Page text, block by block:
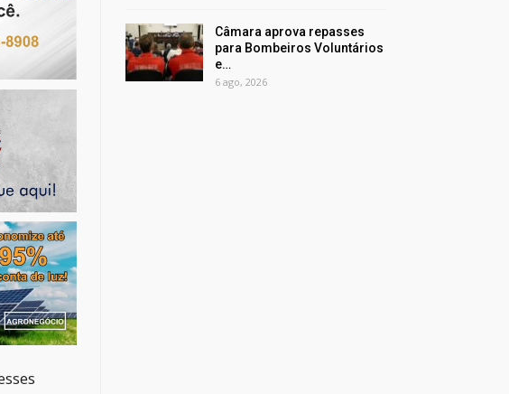
Câmara aprova repasses
para Bombeiros Voluntários
e…
6 ago, 2026